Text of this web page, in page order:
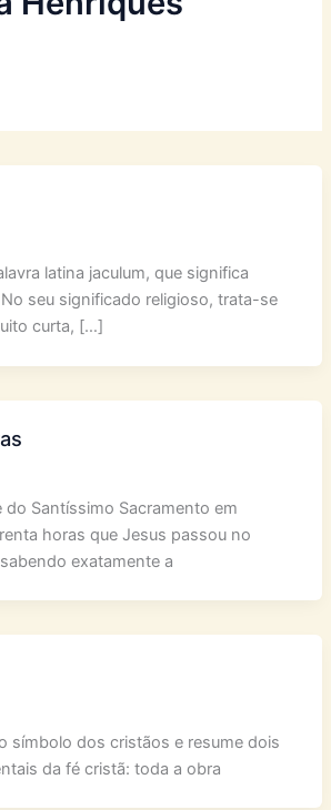
latina jaculum, que significa
No seu significado religioso, trata-se
curta, […]
do Santíssimo Sacramento em
horas que Jesus passou no
exatamente a
símbolo dos cristãos e resume dois
da fé cristã: toda a obra